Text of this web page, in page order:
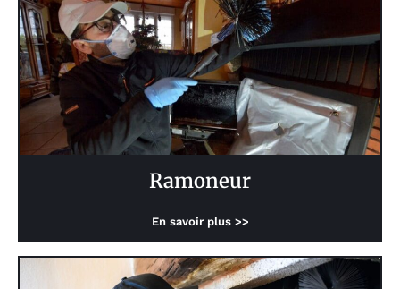
Ramoneur
En savoir plus >>